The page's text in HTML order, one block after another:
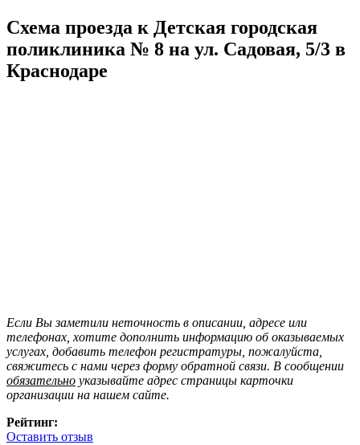
Схема проезда к Детская городская
поликлиника № 8 на ул. Садовая, 5/3 в
Краснодаре
Если Вы заметили неточность в описании, адресе или
телефонах, хотите дополнить информацию об оказываемых
услугах, добавить телефон регистратуры, пожалуйста,
свяжитесь с нами через форму обратной связи. В сообщении
обязательно указывайте адрес страницы карточки
организации на нашем сайте.
Рейтинг:
Оставить отзыв